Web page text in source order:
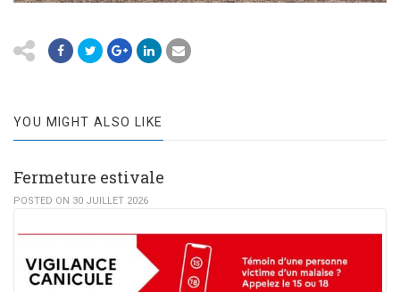
YOU MIGHT ALSO LIKE
Fermeture estivale
POSTED ON 30 JUILLET 2026